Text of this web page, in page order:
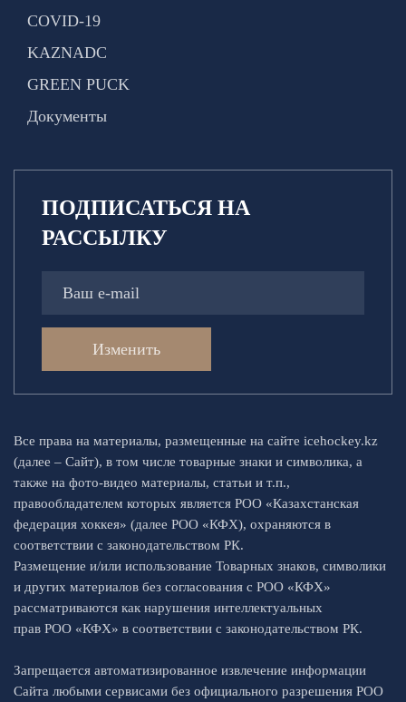
COVID-19
KAZNADC
GREEN PUCK
Документы
ПОДПИСАТЬСЯ НА
РАССЫЛКУ
Изменить
Все права на материалы, размещенные на сайте icehockey.kz
(далее – Сайт), в том числе товарные знаки и символика, а
также на фото-видео материалы, статьи и т.п.,
правообладателем которых является РОО «Казахстанская
федерация хоккея» (далее РОО «КФХ), охраняются в
соответствии с законодательством РК.
Размещение и/или использование Товарных знаков, символики
и других материалов без согласования с РОО «КФХ»
рассматриваются как нарушения интеллектуальных
прав РОО «КФХ» в соответствии с законодательством РК.
Запрещается автоматизированное извлечение информации
Сайта любыми сервисами без официального разрешения РОО